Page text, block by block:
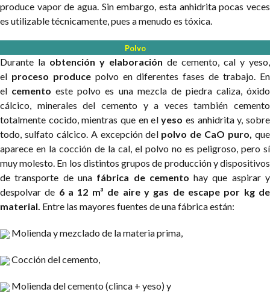
produce vapor de agua. Sin embargo, esta anhidrita pocas veces
es utilizable técnicamente, pues a menudo es tóxica.
Polvo
Durante la obtención y elaboración de cemento, cal y yeso,
el proceso producepolvo en diferentes fases de trabajo. En
el cemento este polvo es una mezcla de piedra caliza, óxido
cálcico, minerales del cemento y a veces también cemento
totalmente cocido, mientras que en elyeso es anhidrita y, sobre
todo, sulfato cálcico. A excepción del polvo de CaO puro, que
aparece en la cocción de la cal, el polvo no es peligroso, pero sí
muy molesto. En los distintos grupos de producción y dispositivos
de transporte de una fábrica de cemento hay que aspirar y
despolvar de 6 a 12 m³ de aire y gas de escape por kg de
material. Entre las mayores fuentes de una fábrica están:
Molienda y mezclado de la materia prima,
Cocción del cemento,
Molienda del cemento (clinca + yeso) y